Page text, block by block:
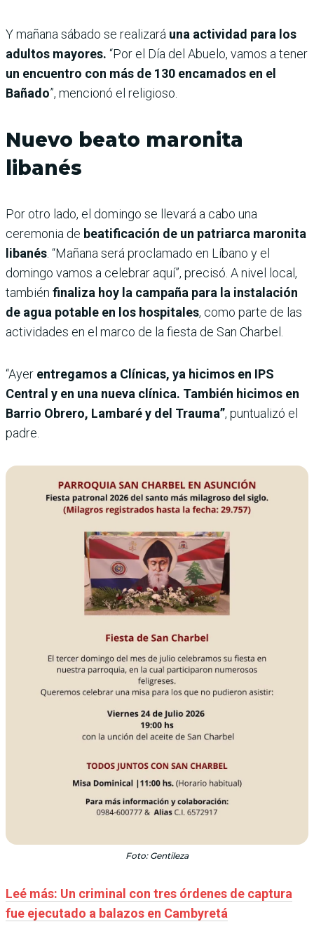
Y mañana sábado se realizará una actividad para los
adultos mayores. “Por el Día del Abuelo, vamos a tener
un encuentro con más de 130 encamados en el
Bañado”, mencionó el religioso.
Nuevo beato maronita
libanés
Por otro lado, el domingo se llevará a cabo una
ceremonia de beatificación de un patriarca maronita
libanés . “Mañana será proclamado en Líbano y el
domingo vamos a celebrar aquí”, precisó. A nivel local,
también finaliza hoy la campaña para la instalación
de agua potable en los hospitales, como parte de las
actividades en el marco de la fiesta de San Charbel.
“Ayer entregamos a Clínicas, ya hicimos en IPS
Central y en una nueva clínica. También hicimos en
Barrio Obrero, Lambaré y del Trauma”, puntualizó el
padre.
Foto: Gentileza
Leé más: Un criminal con tres órdenes de captura
fue ejecutado a balazos en Cambyretá